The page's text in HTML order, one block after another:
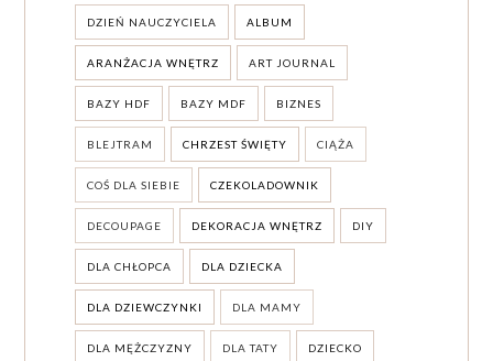
DZIEŃ NAUCZYCIELA ALBUM
ARANŻACJA WNĘTRZ ART JOURNAL
BAZY HDF BAZY MDF BIZNES
BLEJTRAM CHRZEST ŚWIĘTY CIĄŻA
COŚ DLA SIEBIE CZEKOLADOWNIK
DECOUPAGE DEKORACJA WNĘTRZ DIY
DLA CHŁOPCA DLA DZIECKA
DLA DZIEWCZYNKI DLA MAMY
DLA MĘŻCZYZNY DLA TATY DZIECKO